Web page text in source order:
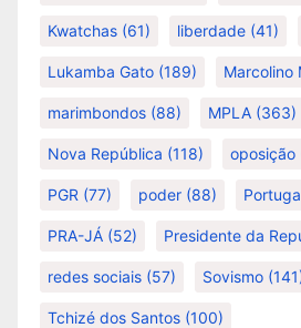
Kwatchas (61) liberdade (41)
Lukamba Gato (189) Marcolino
marimbondos (88) MPLA (363)
Nova República (118) oposição
PGR (77) poder (88)
PRA-JÁ (52) Presidente da
redes sociais (57) Sovismo
Tchizé dos Santos (100)